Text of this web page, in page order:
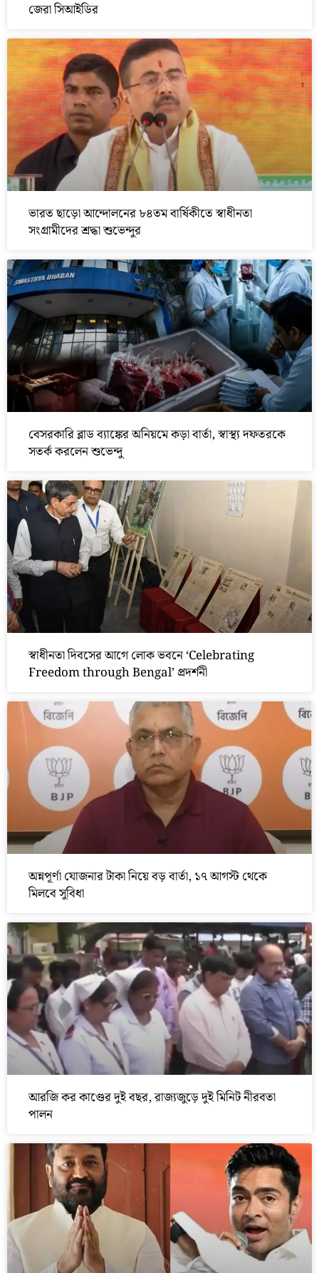
জেরা সিআইডির
ভারত ছাড়ো আন্দোলনের ৮৪তম বার্ষিকীতে স্বাধীনতা
সংগ্রামীদের শ্রদ্ধা শুভেন্দুর
বেসরকারি ব্লাড ব্যাঙ্কের অনিয়মে কড়া বার্তা, স্বাস্থ্য দফতরকে
সতর্ক করলেন শুভেন্দু
স্বাধীনতা দিবসের আগে লোক ভবনে ‘Celebrating
Freedom through Bengal’ প্রদর্শনী
অন্নপূর্ণা যোজনার টাকা নিয়ে বড় বার্তা, ১৭ আগস্ট থেকে
মিলবে সুবিধা
আরজি কর কাণ্ডের দুই বছর, রাজ্যজুড়ে দুই মিনিট নীরবতা
পালন